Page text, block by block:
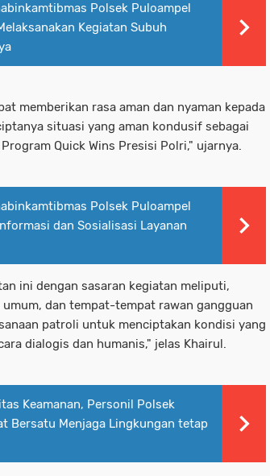
Polsek Puloampel
Kegiatan Subuh
memberikan rasa aman dan nyaman kepada
situasi yang aman kondusif sebagai
Quick Wins Presisi Polri," ujarnya.
Polsek Puloampel
dan Sosialisasi Layanan
ini dengan sasaran kegiatan meliputi,
umum, dan tempat-tempat rawan gangguan
patroli untuk menciptakan kondisi yang
dialogis dan humanis," jelas Khairul.
Keamanan, Personil Polsek
Bersatu Menjaga Lingkungan tetap